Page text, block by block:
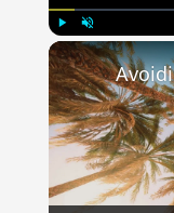
Play Unmute